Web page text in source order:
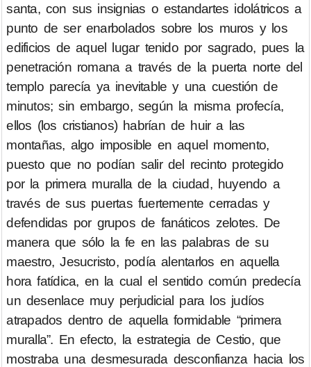
santa, con sus insignias o estandartes idolátricos a
punto de ser enarbolados sobre los muros y los
edificios de aquel lugar tenido por sagrado, pues la
penetración romana a través de la puerta norte del
templo parecía ya inevitable y una cuestión de
minutos; sin embargo, según la misma profecía,
ellos (los cristianos) habrían de huir a las
montañas, algo imposible en aquel momento,
puesto que no podían salir del recinto protegido
por la primera muralla de la ciudad, huyendo a
través de sus puertas fuertemente cerradas y
defendidas por grupos de fanáticos zelotes. De
manera que sólo la fe en las palabras de su
maestro, Jesucristo, podía alentarlos en aquella
hora fatídica, en la cual el sentido común predecía
un desenlace muy perjudicial para los judíos
atrapados dentro de aquella formidable “primera
muralla”. En efecto, la estrategia de Cestio, que
mostraba una desmesurada desconfianza hacia los